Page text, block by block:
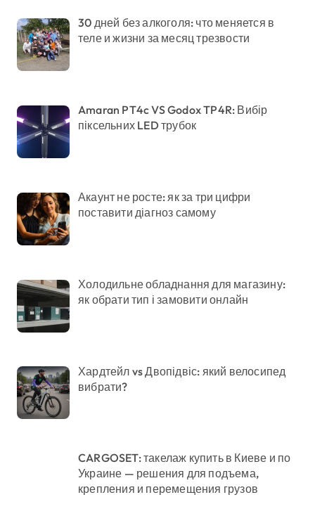
30 дней без алкоголя: что меняется в
теле и жизни за месяц трезвости
Amaran PT4c VS Godox TP4R: Вибір
піксельних LED трубок
Акаунт не росте: як за три цифри
поставити діагноз самому
Холодильне обладнання для магазину:
як обрати тип і замовити онлайн
Хардтейл vs Двопідвіс: який велосипед
вибрати?
CARGOSET: такелаж купить в Киеве и по
Украине — решения для подъема,
крепления и перемещения грузов